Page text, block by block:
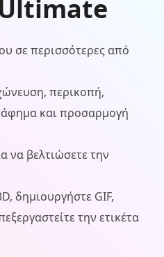
σε περισσότερες από
περικοπή,
και προσαρμογή
να βελτιώσετε την
δημιουργήστε GIF,
την ετικέτα